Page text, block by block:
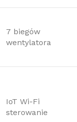
7 biegów
wentylatora
IoT Wi-Fi
sterowanie